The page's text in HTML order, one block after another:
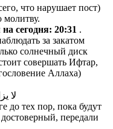
что нарушает пост)
молитву.
сегодня: 20:31 .
за закатом
солнечный диск
совершать Ифтар,
Аллаха)
لا
до тех пор, пока будут
передали